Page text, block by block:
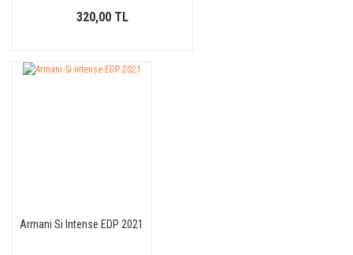
320,00 TL
Armani Si Intense EDP 2021